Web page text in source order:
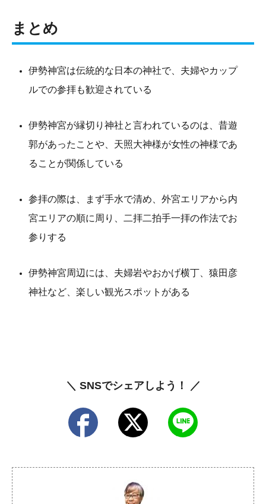
まとめ
伊勢神宮は伝統的な日本の神社で、夫婦やカップ
ルでの参拝も歓迎されている
伊勢神宮が縁切り神社と言われているのは、昔遊
郭があったことや、天照大神様が女性の神様であ
ることが関係している
参拝の際は、まず手水で清め、外宮エリアから内
宮エリアの順に周り、二拝二拍手一拝の作法でお
参りする
伊勢神宮周辺には、夫婦岩やおかげ横丁、猿田彦
神社など、楽しい観光スポットがある
＼ SNSでシェアしよう！ ／